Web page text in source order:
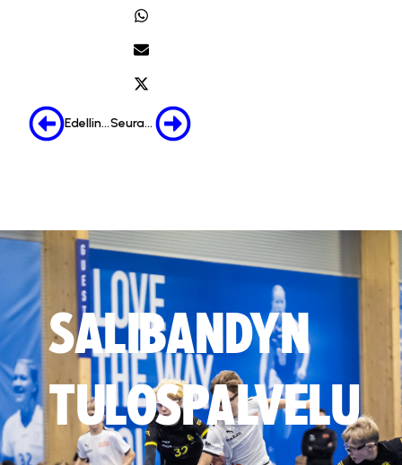
Edellinen Seuraava
SALIBANDYN
TULOSPALVELU